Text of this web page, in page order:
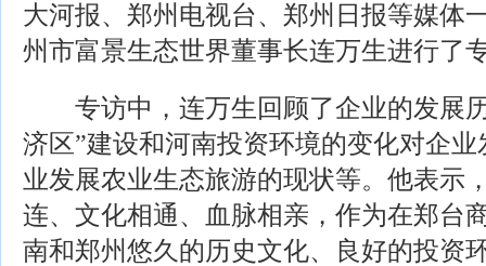
大河报、郑州电视台、郑州日报等媒体
州市富景生态世界董事长连万生进行了
专访中，连万生回顾了企业的发展
济区”建设和河南投资环境的变化对企
业发展农业生态旅游的现状等。他表示
连、文化相通、血脉相亲，作为在郑台
南和郑州悠久的历史文化、良好的投资